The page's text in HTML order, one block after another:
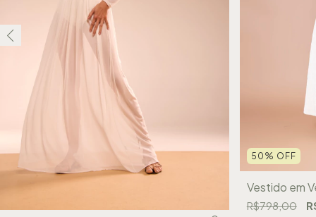
50 % OFF
Vestido em
R$798,00